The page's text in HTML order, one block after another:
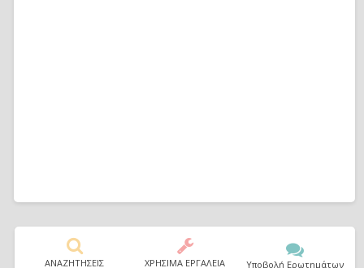
ΑΝΑΖΗΤΗΣΕΙΣ ΧΡΗΣΙΜΑ ΕΡΓΑΛΕΙΑ Υποβολή Ερωτημάτων